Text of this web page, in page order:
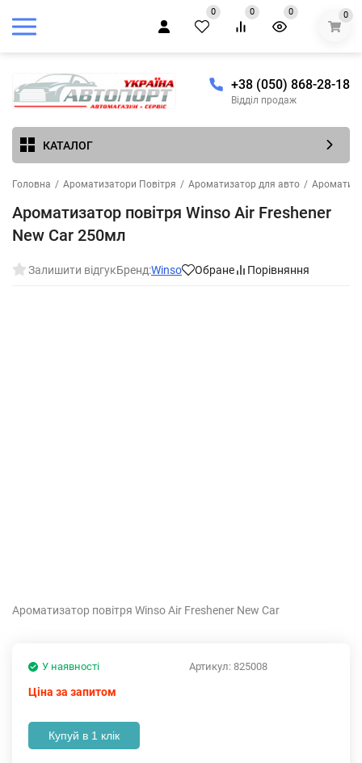
0 0 0 0
+38 (050) 868-28-18
Відділ продаж
КАТАЛОГ
Головна / Ароматизатори Повітря / Ароматизатор для авто /
Ароматизатор повітря Winso Air Freshener
New Car 250мл
Залишити відгукБренд:Winso Обране Порівняння
Ароматизатор повітря Winso Air Freshener New Car
Артикул: 825008
У наявності
Ціна за запитом
Купуй в 1 клік